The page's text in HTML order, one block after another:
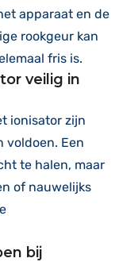
apparaat en de
rookgeur kan
fris is.
veilig in
ionisator zijn
voldoen. Een
te halen, maar
of nauwelijks
bij